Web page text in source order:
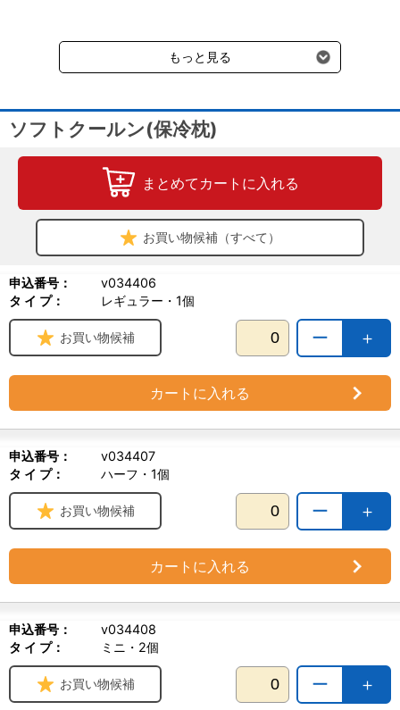
受けます。
もっと見る
ソフトクールン(保冷枕)
まとめてカートに入れる
お買い物候補（すべて）
申込番号：
v034406
タ イ プ：
レギュラー・1個
＋
ー
お買い物候補
カートに入れる
申込番号：
v034407
タ イ プ：
ハーフ・1個
＋
ー
お買い物候補
カートに入れる
申込番号：
v034408
タ イ プ：
ミニ・2個
＋
ー
お買い物候補